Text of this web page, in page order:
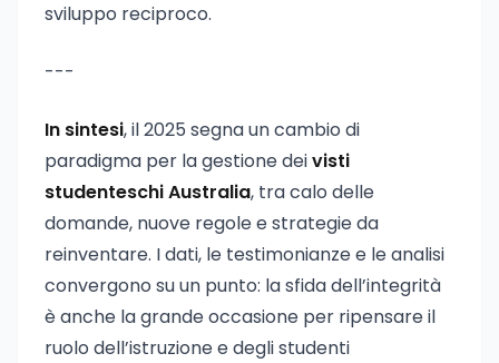
sviluppo reciproco.
---
In sintesi, il 2025 segna un cambio di
paradigma per la gestione deivisti
studenteschi Australia, tra calo delle
domande, nuove regole e strategie da
reinventare. I dati, le testimonianze e le analisi
convergono su un punto: la sfida dell’integrità
è anche la grande occasione per ripensare il
ruolo dell’istruzione e degli studenti